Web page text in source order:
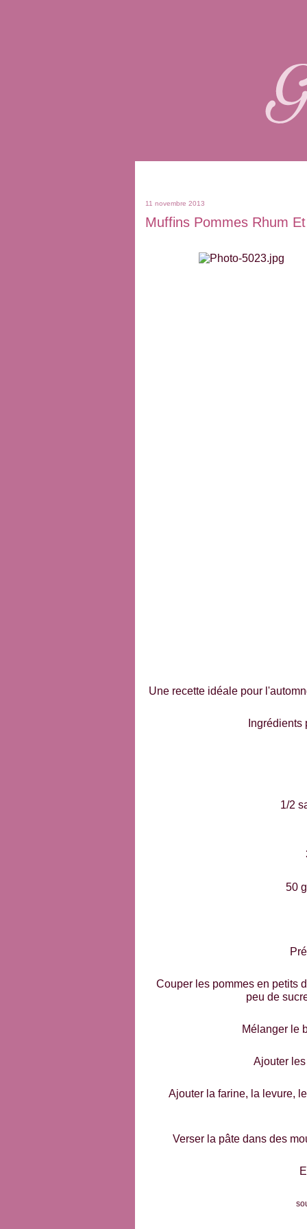
11 novembre 2013
Muffins Pommes Rhum
Une recette idéale pour
1/2
50
Couper les pommes en petits
peu de
Mélanger le
Ajouter
Ajouter la farine, la levure,
Verser la pâte dans des